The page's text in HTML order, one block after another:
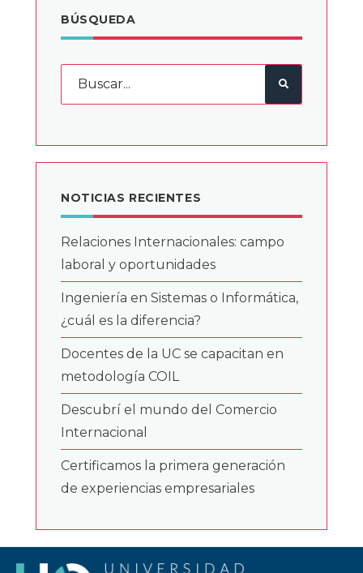
BÚSQUEDA
NOTICIAS RECIENTES
Relaciones Internacionales: campo
laboral y oportunidades
Ingeniería en Sistemas o Informática,
¿cuál es la diferencia?
Docentes de la UC se capacitan en
metodología COIL
Descubrí el mundo del Comercio
Internacional
Certificamos la primera generación
de experiencias empresariales